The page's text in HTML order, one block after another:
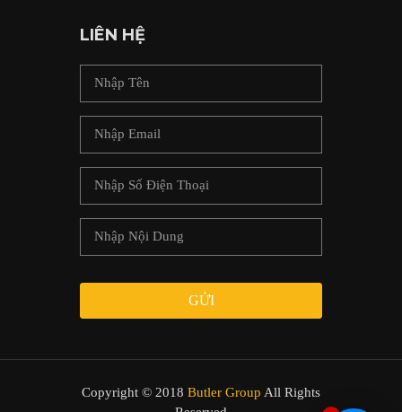
LIÊN HỆ
GỬI
Copyright © 2018 Butler Group All Rights